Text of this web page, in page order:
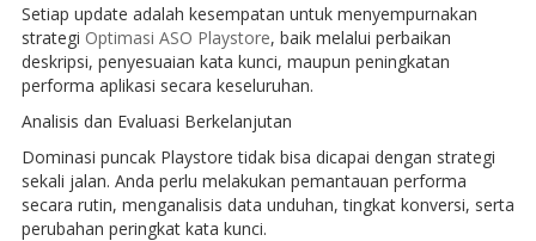
Setiap update adalah kesempatan untuk menyempurnakan
strategi Optimasi ASO Playstore, baik melalui perbaikan
deskripsi, penyesuaian kata kunci, maupun peningkatan
performa aplikasi secara keseluruhan.
Analisis dan Evaluasi Berkelanjutan
Dominasi puncak Playstore tidak bisa dicapai dengan strategi
sekali jalan. Anda perlu melakukan pemantauan performa
secara rutin, menganalisis data unduhan, tingkat konversi, serta
perubahan peringkat kata kunci.